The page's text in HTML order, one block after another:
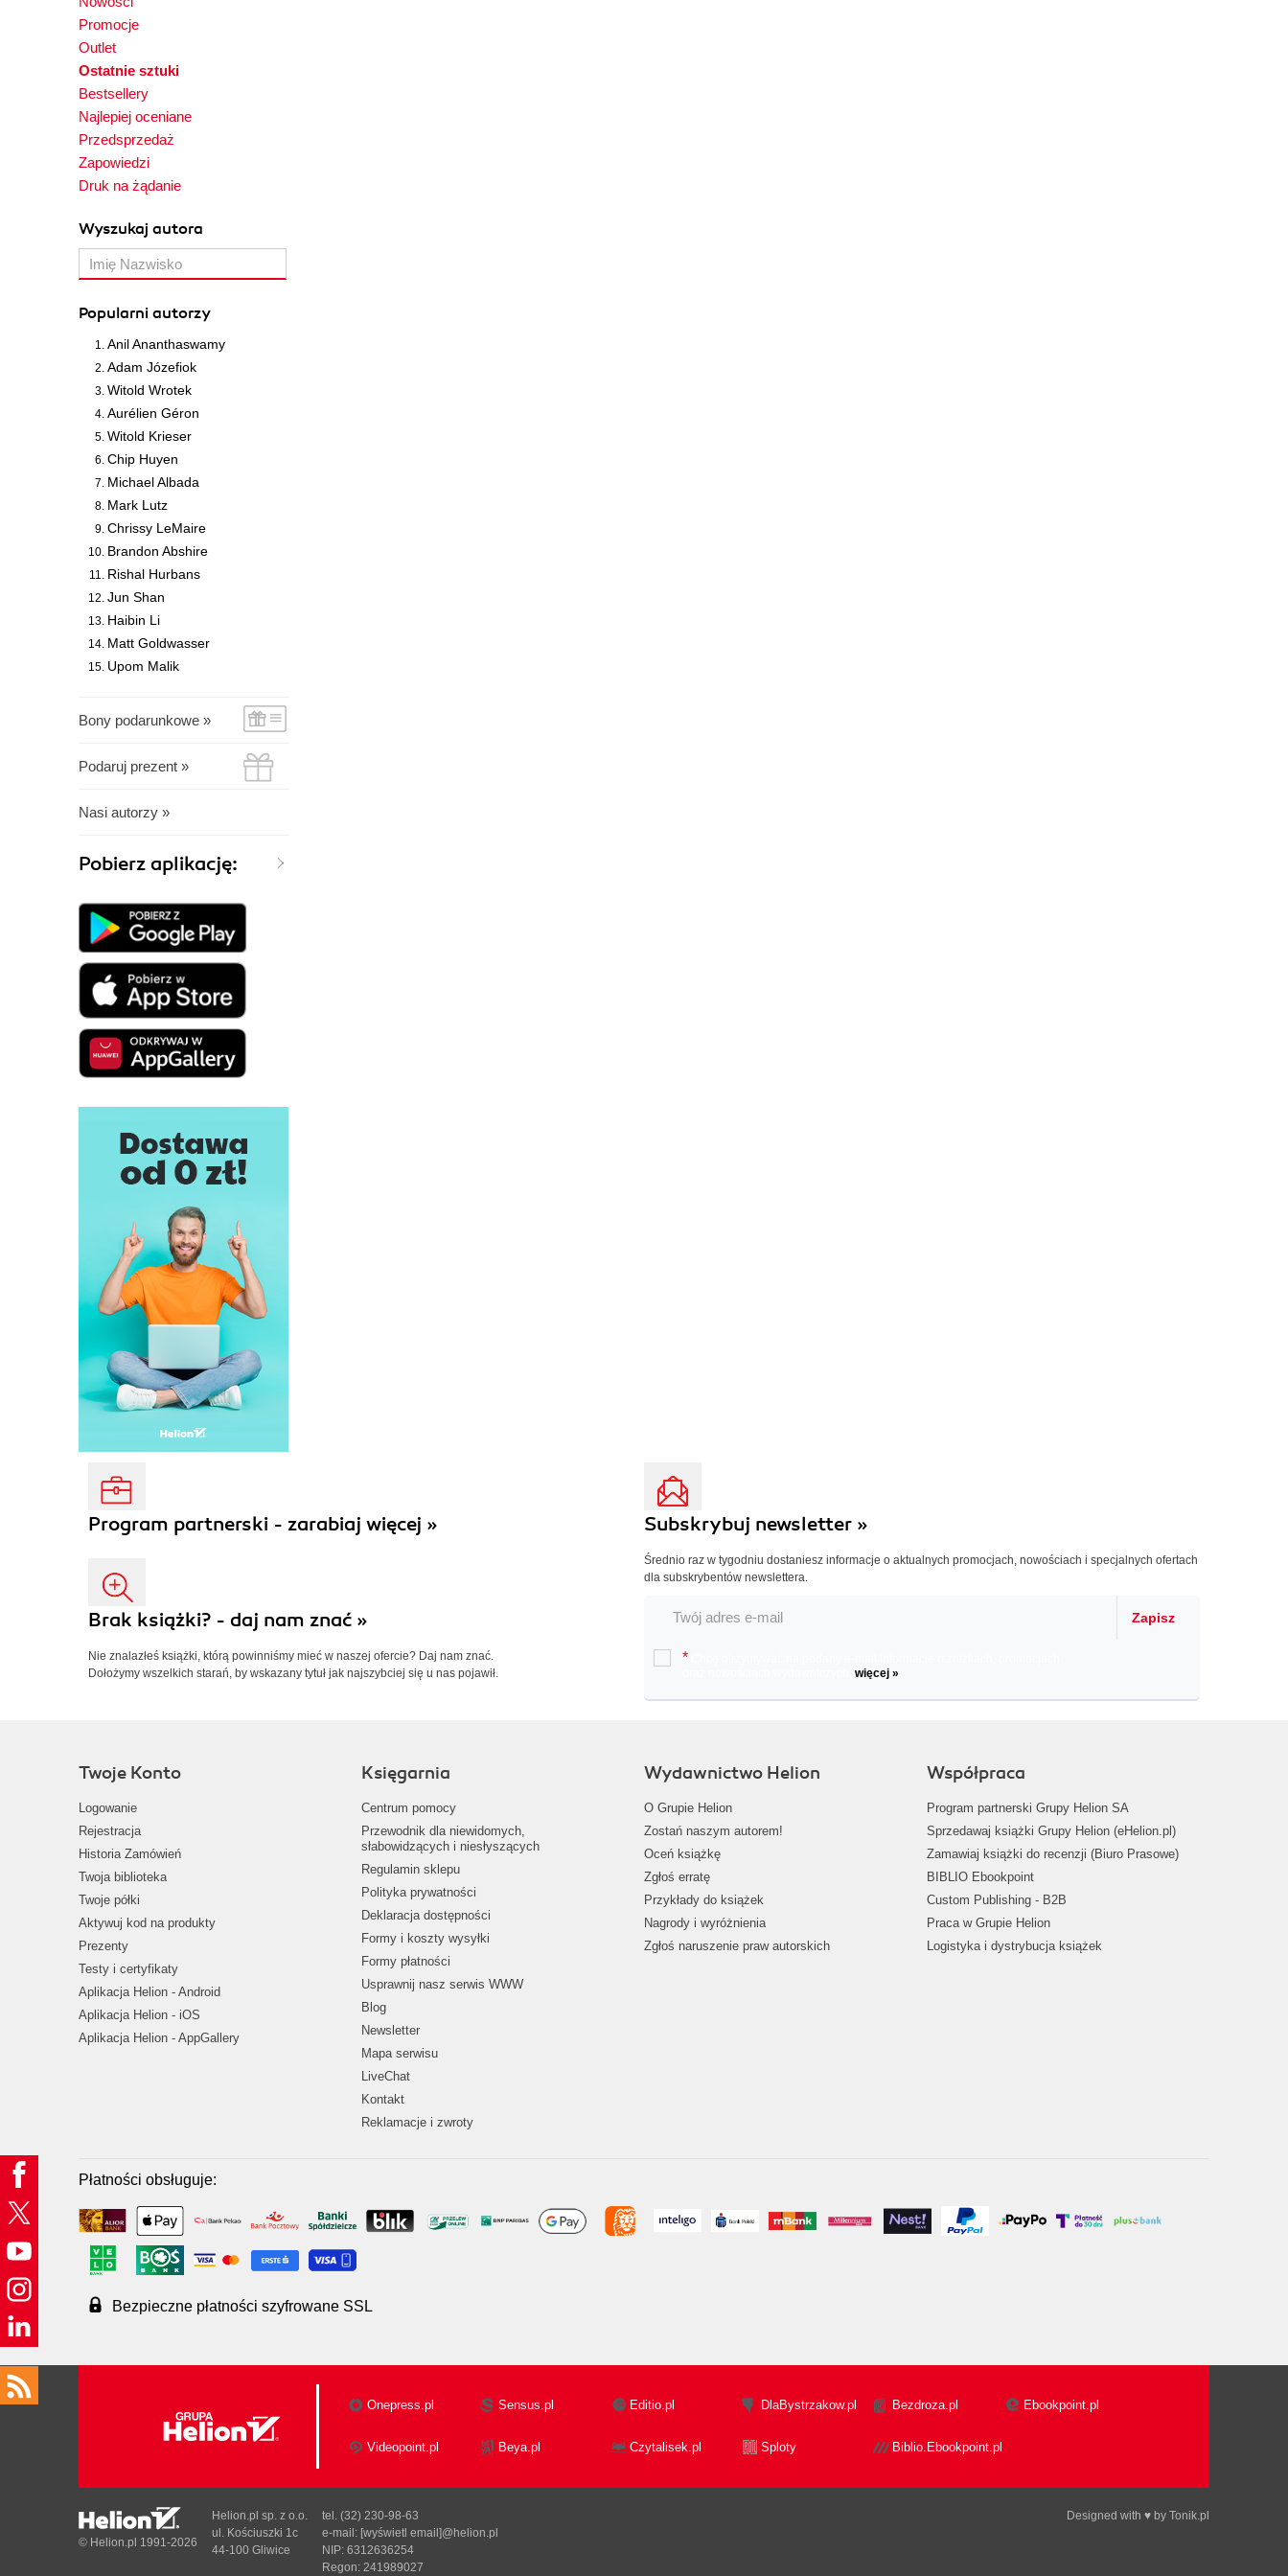
Promocje
Outlet
Ostatnie sztuki
Bestsellery
Najlepiej oceniane
Przedsprzedaż
Zapowiedzi
Druk na żądanie
Wyszukaj autora
Popularni autorzy
Anil Ananthaswamy
Adam Józefiok
Witold Wrotek
Aurélien Géron
Witold Krieser
Chip Huyen
Michael Albada
Mark Lutz
Chrissy LeMaire
Brandon Abshire
Rishal Hurbans
Jun Shan
Haibin Li
Matt Goldwasser
Upom Malik
Bony podarunkowe »
Podaruj prezent »
Nasi autorzy »
Pobierz aplikację:
Program partnerski - zarabiaj więcej »
Brak książki? - daj nam znać »
Nie znalazłeś książki, którą powinniśmy mieć w naszej ofercie? Daj nam znać.
Dołożymy wszelkich starań, by wskazany tytuł jak najszybciej się u nas pojawił.
Subskrybuj newsletter »
Średnio raz w tygodniu dostaniesz informacje o aktualnych promocjach, nowościach i specjalnych ofertach
dla subskrybentów newslettera.
Zapisz
*
więcej »
Twoje Konto
Logowanie
Rejestracja
Historia Zamówień
Twoja biblioteka
Twoje półki
Aktywuj kod na produkty
Prezenty
Testy i certyfikaty
Aplikacja Helion - Android
Aplikacja Helion - iOS
Aplikacja Helion - AppGallery
Księgarnia
Centrum pomocy
Przewodnik dla niewidomych,
słabowidzących i niesłyszących
Regulamin sklepu
Polityka prywatności
Deklaracja dostępności
Formy i koszty wysyłki
Formy płatności
Usprawnij nasz serwis WWW
Blog
Newsletter
Mapa serwisu
LiveChat
Kontakt
Reklamacje i zwroty
Wydawnictwo Helion
O Grupie Helion
Zostań naszym autorem!
Oceń książkę
Zgłoś erratę
Przykłady do książek
Nagrody i wyróżnienia
Zgłoś naruszenie praw autorskich
Współpraca
Program partnerski Grupy Helion SA
Sprzedawaj książki Grupy Helion (eHelion.pl)
Zamawiaj książki do recenzji (Biuro Prasowe)
BIBLIO Ebookpoint
Custom Publishing - B2B
Praca w Grupie Helion
Logistyka i dystrybucja książek
Płatności obsługuje:
Bezpieczne płatności szyfrowane SSL
Onepress.pl Sensus.pl Editio.pl DlaBystrzakow.pl Bezdroza.pl Ebookpoint.pl
Videopoint.pl Beya.pl Czytalisek.pl Sploty Biblio.Ebookpoint.pl
Designed with ♥ by Tonik.pl
© Helion.pl 1991-2026
Helion.pl sp. z o.o.
ul. Kościuszki 1c
44-100 Gliwice
tel. (32) 230-98-63
e-mail: [wyświetl email]@helion.pl
NIP: 6312636254
Regon: 241989027